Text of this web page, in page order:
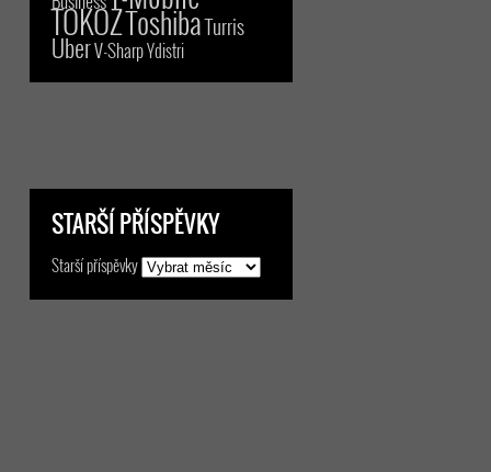
TOKOZToshibaTurris
UberV-SharpYdistri
STARŠÍ PŘÍSPĚVKY
Starší příspěvky